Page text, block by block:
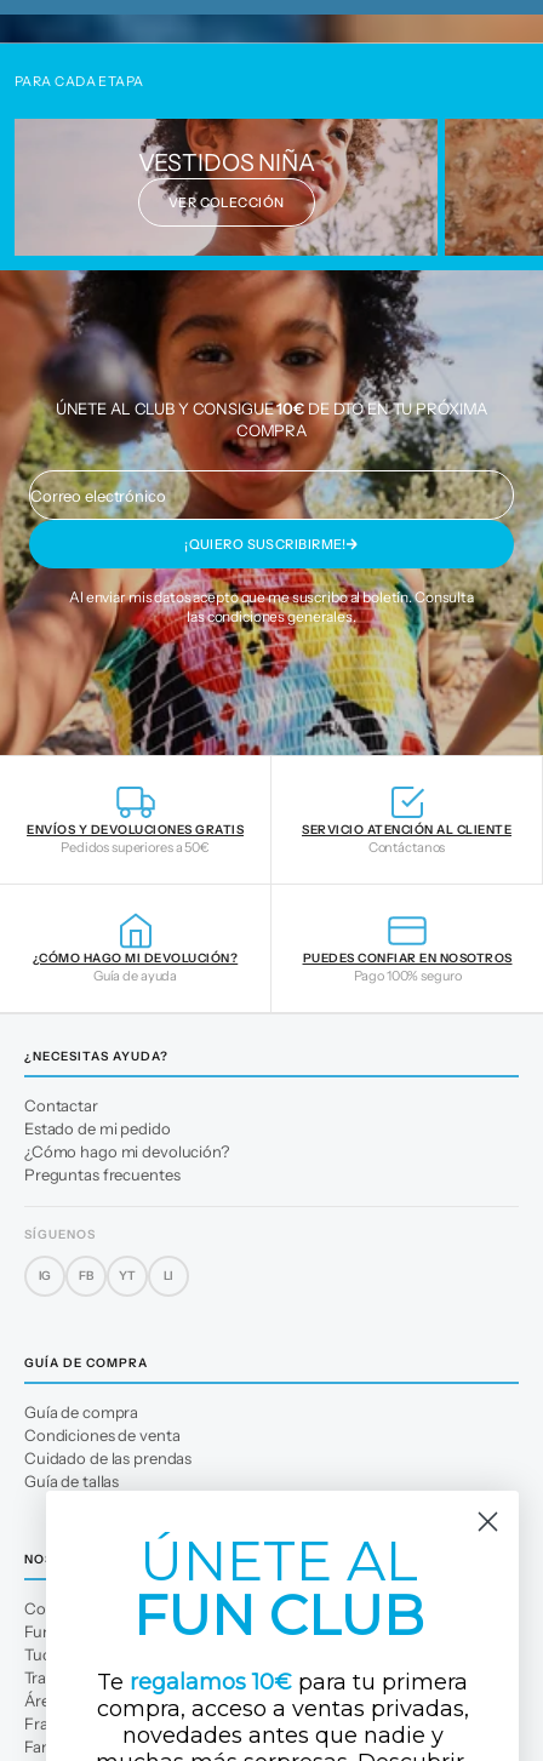
PARA CADA ETAPA
VESTIDOS NIÑA
VER COLECCIÓN
ÚNETE AL CLUB Y CONSIGUE10€DE DTO EN TU PRÓXIMA
COMPRA
Correo electrónico
¡QUIERO SUSCRIBIRME!
Al enviar mis datos acepto que me suscribo al boletín. Consulta
lascondiciones generales.
ENVÍOS Y DEVOLUCIONES GRATIS
Pedidos superiores a 50€
SERVICIO ATENCIÓN AL CLIENTE
Contáctanos
¿CÓMO HAGO MI DEVOLUCIÓN?
Guía de ayuda
PUEDES CONFIAR EN NOSOTROS
Pago 100% seguro
¿NECESITAS AYUDA?
Contactar
Estado de mi pedido
¿Cómo hago mi devolución?
Preguntas frecuentes
SÍGUENOS
IG FB YT LI
GUÍA DE COMPRA
Guía de compra
Condiciones de venta
Cuidado de las prendas
Guía de tallas
NOSOTROS
Conócenos
Fun Club
Tuc Tuc Planet
Trabaja con nosotros
Área profesional
Franquicias
Familias numerosas
ÚNETE AL
FUN CLUB
Te regalamos 10€ para tu primera
compra, acceso a ventas privadas,
novedades antes que nadie y